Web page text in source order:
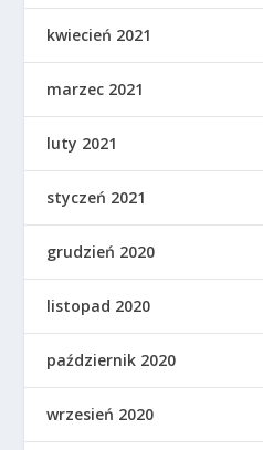
kwiecień 2021
marzec 2021
luty 2021
styczeń 2021
grudzień 2020
listopad 2020
październik 2020
wrzesień 2020